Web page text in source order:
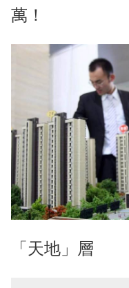
萬！
「天地」層